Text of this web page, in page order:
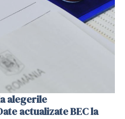
alegerile
actualizate BEC la